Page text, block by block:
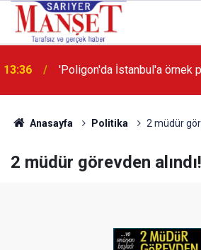
13:36 'Poligon'da İstanbul'a örnek
Anasayfa Politika 2 müdür
2 müdür görevden alındı!